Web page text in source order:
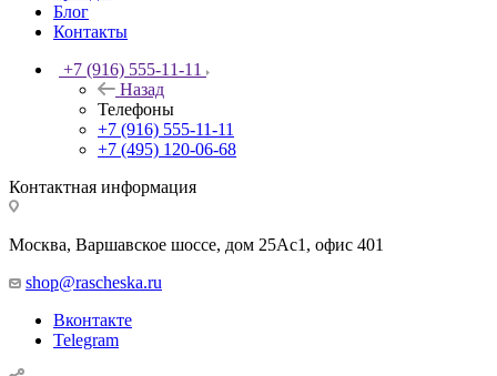
Блог
Контакты
+7 (916) 555-11-11
Назад
Телефоны
+7 (916) 555-11-11
+7 (495) 120-06-68
Контактная информация
Москва, Варшавское шоссе, дом 25Аc1, офис 401
shop@rascheska.ru
Вконтакте
Telegram